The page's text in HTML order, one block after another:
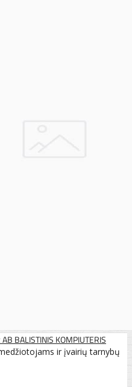
BALISTINIS KOMPIUTERIS
ir įvairių tarnybų